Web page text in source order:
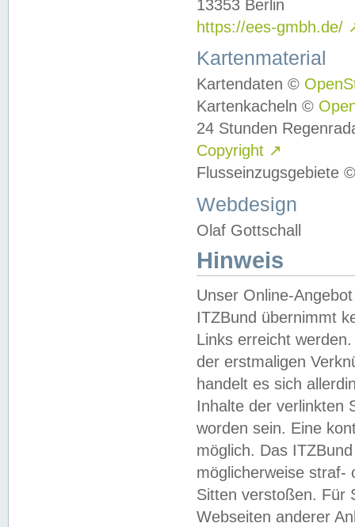
13353 Berlin
https://ees-gmbh.de/
Kartenmaterial
Kartendaten ©
Kartenkacheln ©
24 Stunden
Copyright ↗
Flusseinzugsgebiete
Webdesign
Olaf Gottschall
Hinweis
Unser Online-
ITZBund übernimmt
Links erreicht
der erstmaligen
handelt es sich
Inhalte der verlinkten
worden sein. Eine
möglich. Das
möglicherweise straf-
Sitten verstoßen. Für
Webseiten anderer